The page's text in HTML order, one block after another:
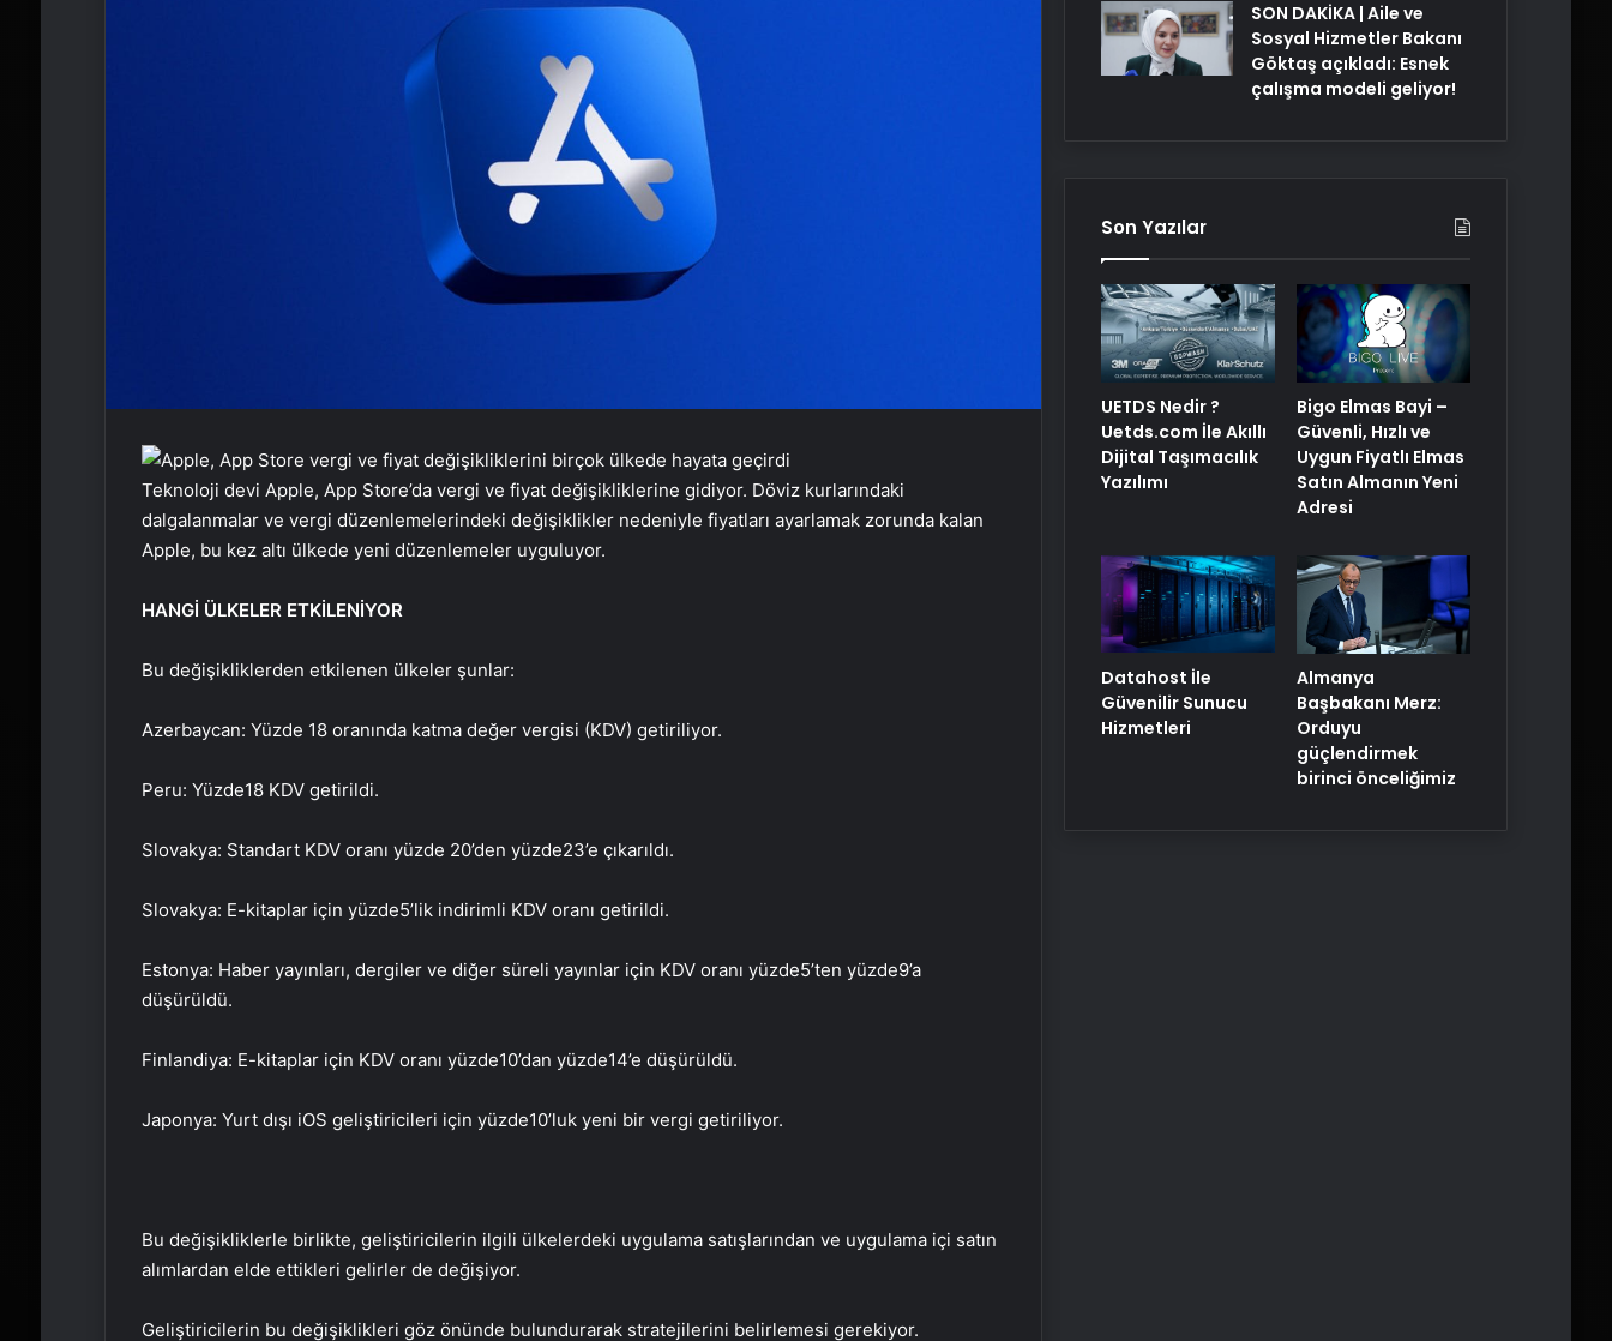
Teknoloji devi Apple, App Store’da vergi ve fiyat değişikliklerine gidiyor. Döviz kurlarındaki
dalgalanmalar ve vergi düzenlemelerindeki değişiklikler nedeniyle fiyatları ayarlamak zorunda kalan
Apple, bu kez altı ülkede yeni düzenlemeler uyguluyor.
HANGİ ÜLKELER ETKİLENİYOR
Bu değişikliklerden etkilenen ülkeler şunlar:
Azerbaycan: Yüzde 18 oranında katma değer vergisi (KDV) getiriliyor.
Peru: Yüzde18 KDV getirildi.
Slovakya: Standart KDV oranı yüzde 20’den yüzde23’e çıkarıldı.
Slovakya: E-kitaplar için yüzde5’lik indirimli KDV oranı getirildi.
Estonya: Haber yayınları, dergiler ve diğer süreli yayınlar için KDV oranı yüzde5’ten yüzde9’a
düşürüldü.
Finlandiya: E-kitaplar için KDV oranı yüzde10’dan yüzde14’e düşürüldü.
Japonya: Yurt dışı iOS geliştiricileri için yüzde10’luk yeni bir vergi getiriliyor.
Bu değişikliklerle birlikte, geliştiricilerin ilgili ülkelerdeki uygulama satışlarından ve uygulama içi satın
alımlardan elde ettikleri gelirler de değişiyor.
Geliştiricilerin bu değişiklikleri göz önünde bulundurarak stratejilerini belirlemesi gerekiyor.
SON DAKİKA | Aile ve
Sosyal Hizmetler Bakanı
Göktaş açıkladı: Esnek
çalışma modeli geliyor!
Son Yazılar
UETDS Nedir ?
Uetds.com İle Akıllı
Dijital Taşımacılık
Yazılımı
Bigo Elmas Bayi –
Güvenli, Hızlı ve
Uygun Fiyatlı Elmas
Satın Almanın Yeni
Adresi
Datahost İle
Güvenilir Sunucu
Hizmetleri
Almanya
Başbakanı Merz:
Orduyu
güçlendirmek
birinci önceliğimiz